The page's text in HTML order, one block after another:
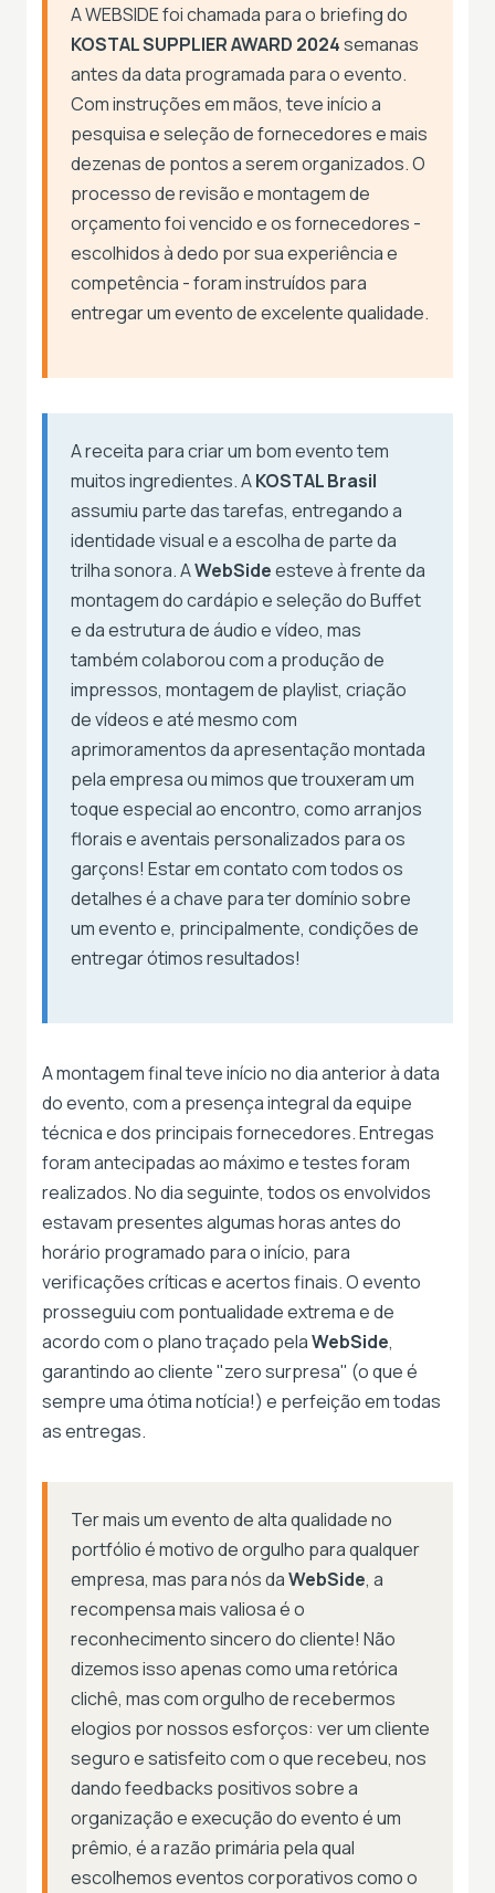
A WEBSIDE foi chamada para o briefing do
KOSTAL SUPPLIER AWARD 2024semanas
antes da data programada para o evento.
Com instruções em mãos, teve início a
pesquisa e seleção de fornecedores e mais
dezenas de pontos a serem organizados. O
processo de revisão e montagem de
orçamento foi vencido e os fornecedores -
escolhidos à dedo por sua experiência e
competência - foram instruídos para
entregar um evento de excelente qualidade.
A receita para criar um bom evento tem
muitos ingredientes. AKOSTAL Brasil
assumiu parte das tarefas, entregando a
identidade visual e a escolha de parte da
trilha sonora. AWebSideesteve à frente da
montagem do cardápio e seleção do Buffet
e da estrutura de áudio e vídeo, mas
também colaborou com a produção de
impressos, montagem de playlist, criação
de vídeos e até mesmo com
aprimoramentos da apresentação montada
pela empresa ou mimos que trouxeram um
toque especial ao encontro, como arranjos
florais e aventais personalizados para os
garçons! Estar em contato com todos os
detalhes é a chave para ter domínio sobre
um evento e, principalmente, condições de
entregar ótimos resultados!
A montagem final teve início no dia anterior à data
do evento, com a presença integral da equipe
técnica e dos principais fornecedores. Entregas
foram antecipadas ao máximo e testes foram
realizados. No dia seguinte, todos os envolvidos
estavam presentes algumas horas antes do
horário programado para o início, para
verificações críticas e acertos finais. O evento
prosseguiu com pontualidade extrema e de
acordo com o plano traçado pelaWebSide,
garantindo ao cliente "zero surpresa" (o que é
sempre uma ótima notícia!) e perfeição em todas
as entregas.
Ter mais um evento de alta qualidade no
portfólio é motivo de orgulho para qualquer
empresa, mas para nós daWebSide, a
recompensa mais valiosa é o
reconhecimento sincero do cliente! Não
dizemos isso apenas como uma retórica
clichê, mas com orgulho de recebermos
elogios por nossos esforços: ver um cliente
seguro e satisfeito com o que recebeu, nos
dando feedbacks positivos sobre a
organização e execução do evento é um
prêmio, é a razão primária pela qual
escolhemos eventos corporativos como o